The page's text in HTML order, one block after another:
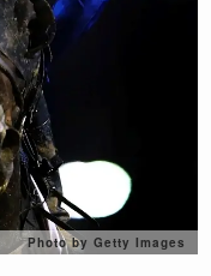
Photo by Getty Images